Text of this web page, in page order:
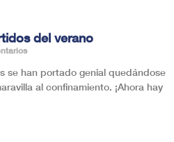
del verano
se han portado genial quedándose
al confinamiento. ¡Ahora hay